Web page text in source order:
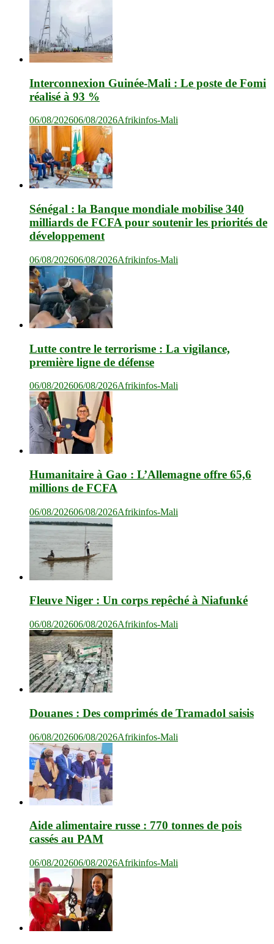
Interconnexion Guinée-Mali : Le poste de Fomi
réalisé à 93 %
06/08/202606/08/2026Afrikinfos-Mali
Sénégal : la Banque mondiale mobilise 340
milliards de FCFA pour soutenir les priorités de
développement
06/08/202606/08/2026Afrikinfos-Mali
Lutte contre le terrorisme : La vigilance,
première ligne de défense
06/08/202606/08/2026Afrikinfos-Mali
Humanitaire à Gao : L’Allemagne offre 65,6
millions de FCFA
06/08/202606/08/2026Afrikinfos-Mali
Fleuve Niger : Un corps repêché à Niafunké
06/08/202606/08/2026Afrikinfos-Mali
Douanes : Des comprimés de Tramadol saisis
06/08/202606/08/2026Afrikinfos-Mali
Aide alimentaire russe : 770 tonnes de pois
cassés au PAM
06/08/202606/08/2026Afrikinfos-Mali